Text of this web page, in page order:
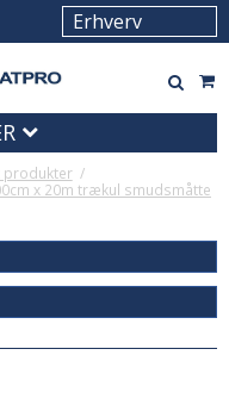
produkter /
x 20m trækul smudsmåtte